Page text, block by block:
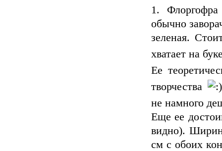
обычно
зеленая.
хватает на
Ее
творчества
не намного
Еще ее
видно).
см с обоих